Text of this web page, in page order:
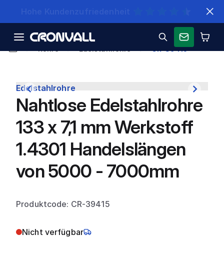
CR-39415
Edelstahlrohre
Nahtlose Edelstahlrohre
133 x 7,1 mm Werkstoff
1.4301 Handelslängen
von 5000 - 7000mm
Produktcode: CR-39415
Nicht verfügbar